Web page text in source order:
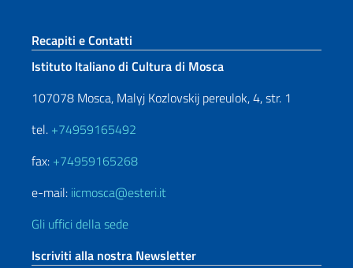
Sezione footer
Recapiti e Contatti
Istituto Italiano di Cultura di Mosca
107078 Mosca, Malyj Kozlovskij pereulok, 4, str. 1
tel. +74959165492
fax: +74959165268
e-mail: iicmosca@esteri.it
Gli uffici della sede
Iscriviti alla nostra Newsletter